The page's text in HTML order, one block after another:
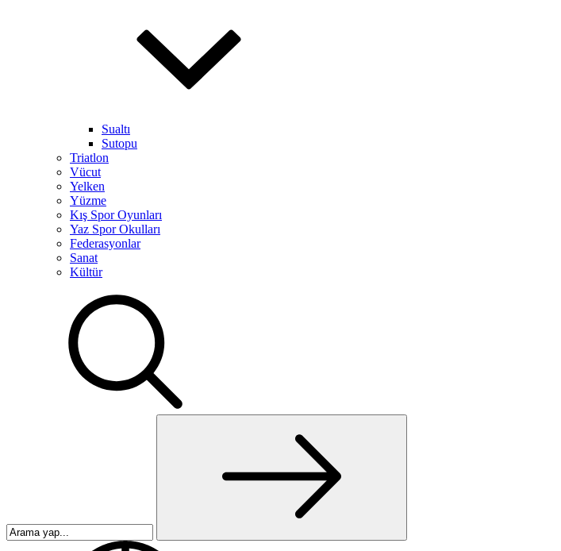
Sualtı
Sutopu
Triatlon
Vücut
Yelken
Yüzme
Kış Spor Oyunları
Yaz Spor Okulları
Federasyonlar
Sanat
Kültür